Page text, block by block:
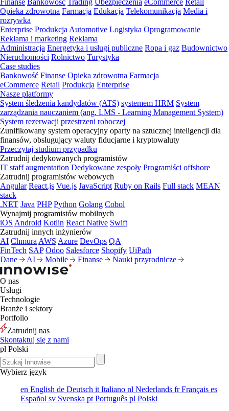
Finanse Bankowość Trading Ubezpieczenia eCommerce Retail
Opieka zdrowotna Farmacja Edukacja Telekomunikacja Media i
rozrywka
Enterprise Produkcja Automotive Logistyka Oprogramowanie
Reklama i marketing Reklama
Administracja Energetyka i usługi publiczne Ropa i gaz Budownictwo
Nieruchomości Rolnictwo Turystyka
Case studies
Bankowość Finanse Opieka zdrowotna Farmacja
eCommerce Retail Produkcja Enterprise
Nasze platformy
System śledzenia kandydatów (ATS) systemem HRM System
zarządzania nauczaniem (ang. LMS - Learning Management System)
System rezerwacji przestrzeni roboczej
Zunifikowany system operacyjny oparty na sztucznej inteligencji dla
finansów, obsługujący waluty fiducjarne i kryptowaluty
Przeczytaj studium przypadku
Zatrudnij dedykowanych programistów
IT staff augmentation Dedykowane zespoły Programiści offshore
Zatrudnij programistów webowych
Angular React.js Vue.js JavaScript Ruby on Rails Full stack MEAN
stack
.NET Java PHP Python Golang Cobol
Wynajmij programistów mobilnych
iOS Android Kotlin React Native Swift
Zatrudnij innych inżynierów
AI Chmura AWS Azure DevOps QA
FinTech SAP Odoo Salesforce Shopify UiPath
Dane
AI Mobile Finanse Nauki przyrodnicze
O nas
Usługi
Technologie
Branże i sektory
Portfolio
Zatrudnij nas
Skontaktuj się z nami
pl Polski
Wybierz język
en English de Deutsch it Italiano nl Nederlands frFrançais es
Español sv Svenska pt Português pl Polski